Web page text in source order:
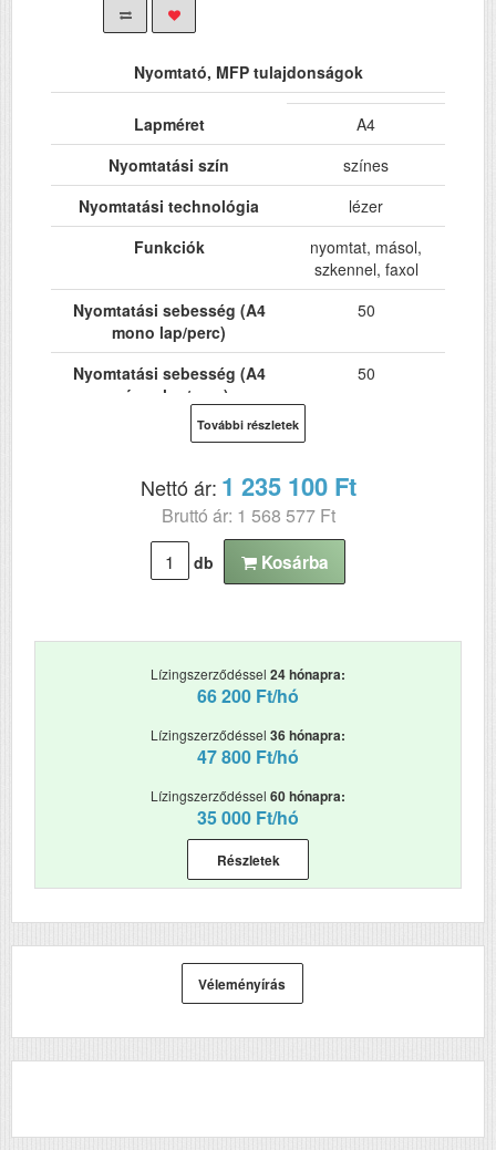
Nyomtató, MFP tulajdonságok
Lapméret
A4
Nyomtatási szín
színes
Nyomtatási technológia
lézer
Funkciók
nyomtat, másol,
szkennel, faxol
Nyomtatási sebesség (A4
mono lap/perc)
50
Nyomtatási sebesség (A4
színes lap/perc)
50
Hálózat
Wi-Fi
opció
USB
Kétoldalas, duplex
nyomtatás
lapolvasó)
DADF (automatikus
kétoldalas lapolvasás)
RAM (MB)
Első fekete nyomat
elkészítési ideje (mp)
Első színes nyomat
elkészítési ideje (mp)
Papírsúly g/m2
Havi terhelhetőség
(oldal/hó)
150000
További részletek
Nettó ár: 1 235 100 Ft
Bruttó ár: 1 568 577 Ft
db Kosárba
Lízingszerződéssel 24 hónapra:
66 200 Ft/hó
Lízingszerződéssel 36 hónapra:
47 800 Ft/hó
Lízingszerződéssel 60 hónapra:
35 000 Ft/hó
Részletek
Véleményírás